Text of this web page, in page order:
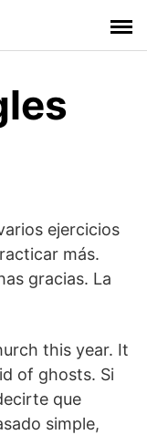
ejercicios
más.
gracias. La
this year. It
of ghosts. Si
que
simple,